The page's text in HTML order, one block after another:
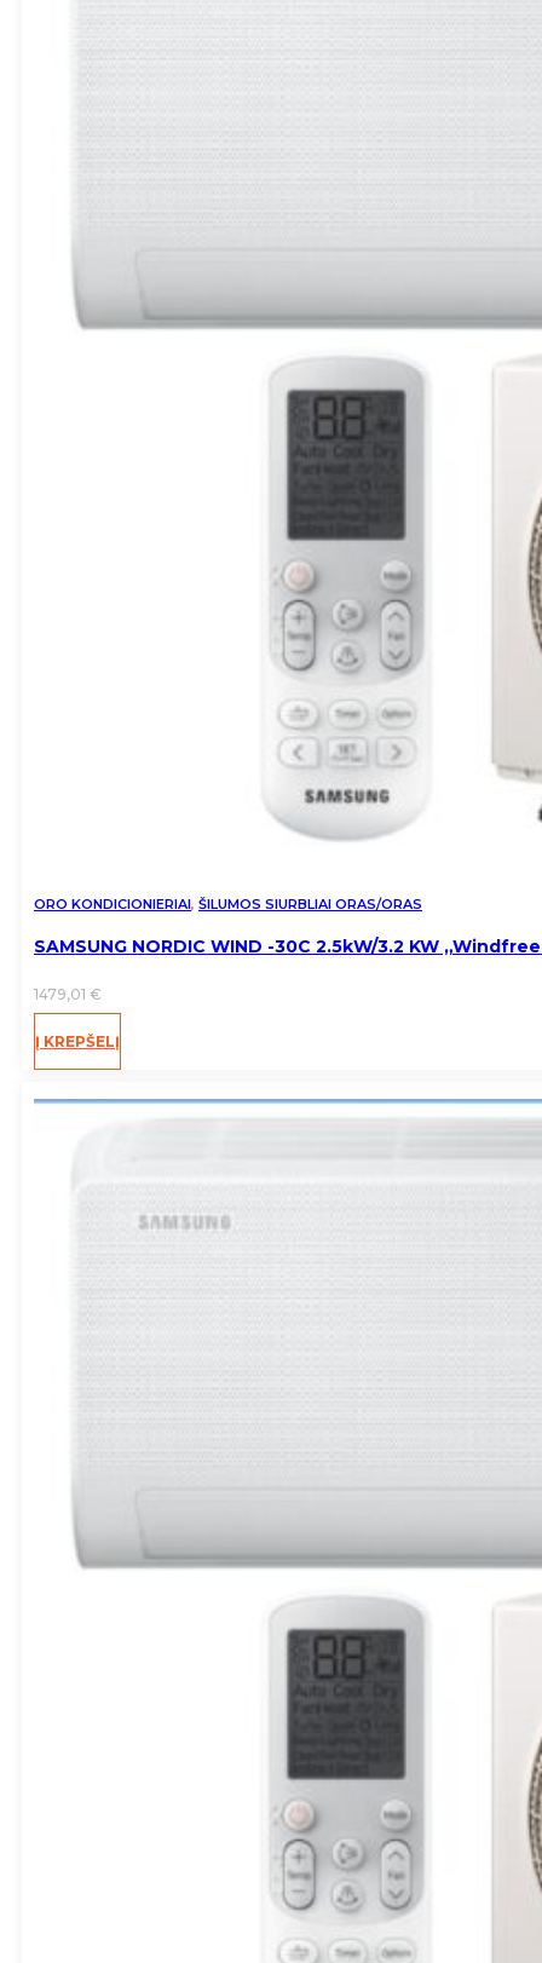
ORO KONDICIONIERIAI, ŠILUMOS SIURBLIAI ORAS/ORAS
SAMSUNG NORDIC WIND -30C 2.5kW/3.2 KW
1479,01 €
Į KREPŠELĮ